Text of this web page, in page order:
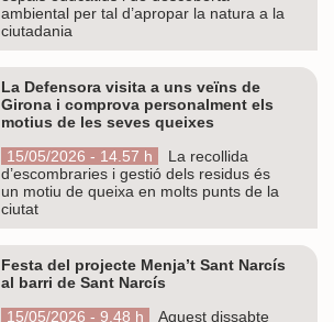
ambiental per tal d’apropar la natura a la
ciutadania
La Defensora visita a uns veïns de
Girona i comprova personalment els
motius de les seves queixes
15/05/2026 - 14.57 h
La recollida
d’escombraries i gestió dels residus és
un motiu de queixa en molts punts de la
ciutat
Festa del projecte Menja’t Sant Narcís
al barri de Sant Narcís
15/05/2026 - 9.48 h
Aquest dissabte